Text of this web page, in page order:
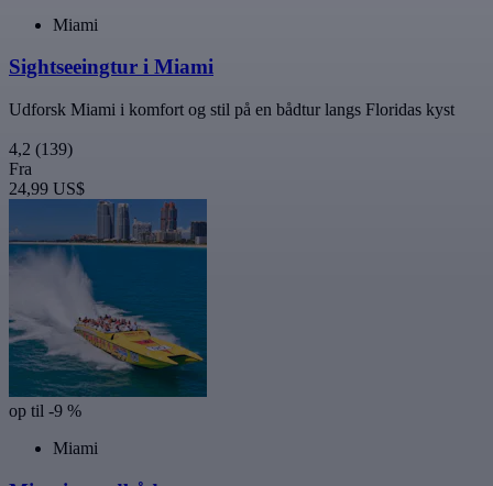
Miami
Sightseeingtur i Miami
Udforsk Miami i komfort og stil på en bådtur langs Floridas kyst
4,2 (139)
Fra
24,99 US$
op til -9 %
Miami